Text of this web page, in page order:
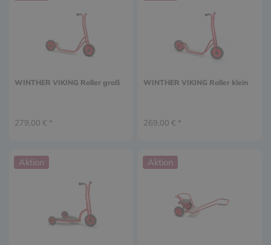
WINTHER VIKING Roller groß
279,00 € *
WINTHER VIKING Roller klein
269,00 € *
Aktion Aktion